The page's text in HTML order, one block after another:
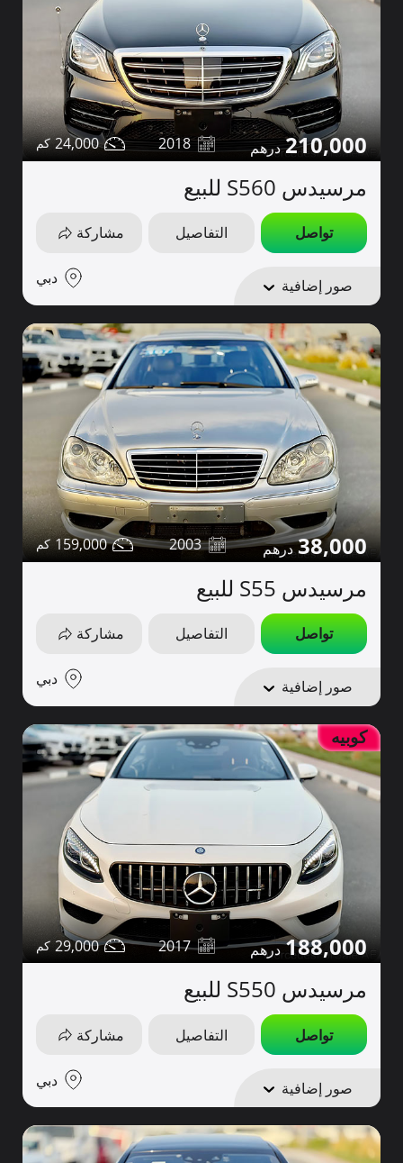
210,000
2018
24,000
مرسيدس S560 للبيع
تواصل التفاصيل مشاركة
صور إضافية دبي
38,000
2003
159,000
مرسيدس S55 للبيع
تواصل التفاصيل مشاركة
صور إضافية دبي
كوبيه
188,000
2017
29,000
مرسيدس S550 للبيع
تواصل التفاصيل مشاركة
صور إضافية دبي